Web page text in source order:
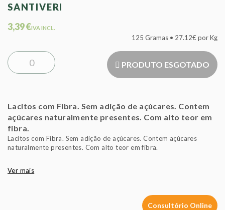
SANTIVERI
3,39 €IVA INCL.
125 Gramas • 27.12€ por Kg
PRODUTO ESGOTADO
Lacitos com Fibra. Sem adição de açúcares. Contem
açúcares naturalmente presentes. Com alto teor em
fibra.
Lacitos com Fibra. Sem adição de açúcares. Contem açúcares
naturalmente presentes. Com alto teor em fibra.
Ver mais
Consultório Online